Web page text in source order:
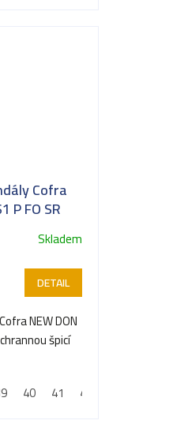
47 48
Cofra
P FO SR
Skladem
DETAIL
NEW DON
špicí
40 41 42